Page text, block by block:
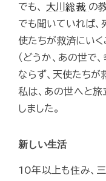
でも、大川総裁 の
でも聞いていれば、
使たちが救済にいく
（どうか、あの世で
ならず、天使たちが
私は、あの世へと旅
しました。
新しい生活
10年以上も住み、